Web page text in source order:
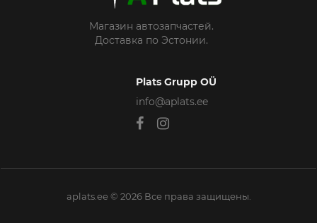
Магазин автозапчастей.
Доставка по Эстонии.
Plats Grupp OÜ
info@aplats.ee
aplats.ee © 2026 Все права защищены.